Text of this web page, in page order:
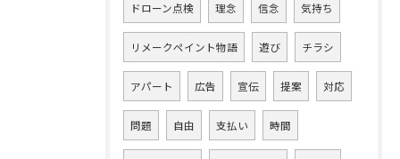
ドローン点検 理念 信念 気持ち
リメークペイント物語 遊び チラシ
アパート 広告 宣伝 提案 対応
問題 自由 支払い 時間